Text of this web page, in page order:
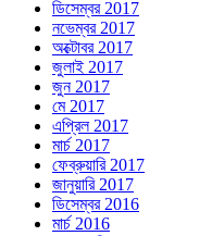
ডিসেম্বর 2017
নভেম্বর 2017
অক্টোবর 2017
জুলাই 2017
জুন 2017
মে 2017
এপ্রিল 2017
মার্চ 2017
ফেব্রুয়ারি 2017
জানুয়ারি 2017
ডিসেম্বর 2016
মার্চ 2016